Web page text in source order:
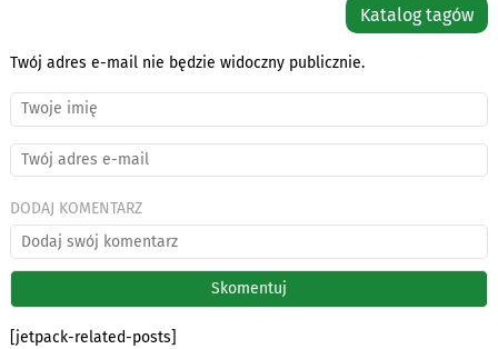
Katalog tagów
Twój adres e-mail nie będzie widoczny publicznie.
DODAJ KOMENTARZ
[jetpack-related-posts]